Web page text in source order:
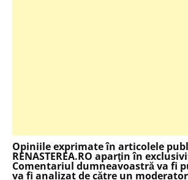
Opiniile exprimate în articolele
RENASTEREA.RO aparţin în
Comentariul dumneavoastră va fi
va fi analizat de către un